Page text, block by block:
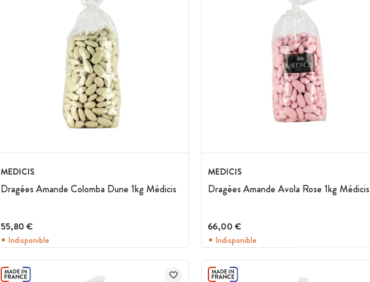
MEDICIS
Dragées Amande Colomba Dune 1kg Médicis
55,80 €
Indisponible
MEDICIS
Dragées Amande Avola Rose 1kg Médicis
66,00 €
Indisponible